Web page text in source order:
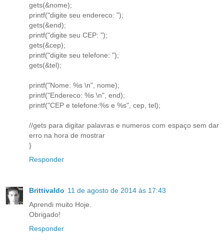
gets(&nome);
printf("digite seu endereco: ");
gets(&end);
printf("digite seu CEP: ");
gets(&cep);
printf("digite seu telefone: ");
gets(&tel);
printf("Nome: %s \n", nome);
printf("Endereco: %s \n", end);
printf("CEP e telefone:%s e %s", cep, tel);
//gets para digitar palavras e numeros com espaço sem dar
erro na hora de mostrar
}
Responder
Brittivaldo 11 de agosto de 2014 às 17:43
Aprendi muito Hoje.
Obrigado!
Responder